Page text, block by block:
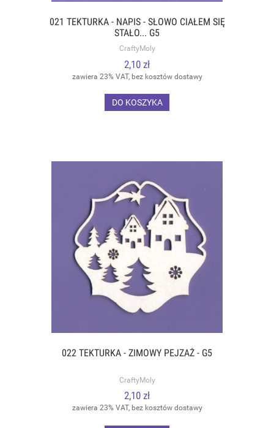
021 TEKTURKA - NAPIS - SŁOWO CIAŁEM SIĘ
STAŁO... G5
CraftyMoly
2,10 zł
zawiera 23% VAT, bez kosztów dostawy
DO KOSZYKA
022 TEKTURKA - ZIMOWY PEJZAŻ - G5
CraftyMoly
2,10 zł
zawiera 23% VAT, bez kosztów dostawy